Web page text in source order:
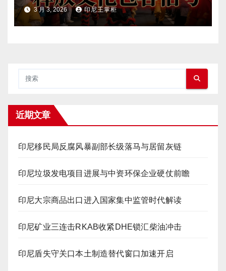
3 月 3, 2026 印尼王掌柜
近期文章
印尼移民局反腐风暴副部长级落马与居留灰链
印尼垃圾发电项目进展与中资环保企业硬仗前瞻
印尼大宗商品出口进入国家集中监管时代解读
印尼矿业三连击RKAB收紧DHE锁汇柴油冲击
印尼盾失守关口本土制造替代窗口加速开启